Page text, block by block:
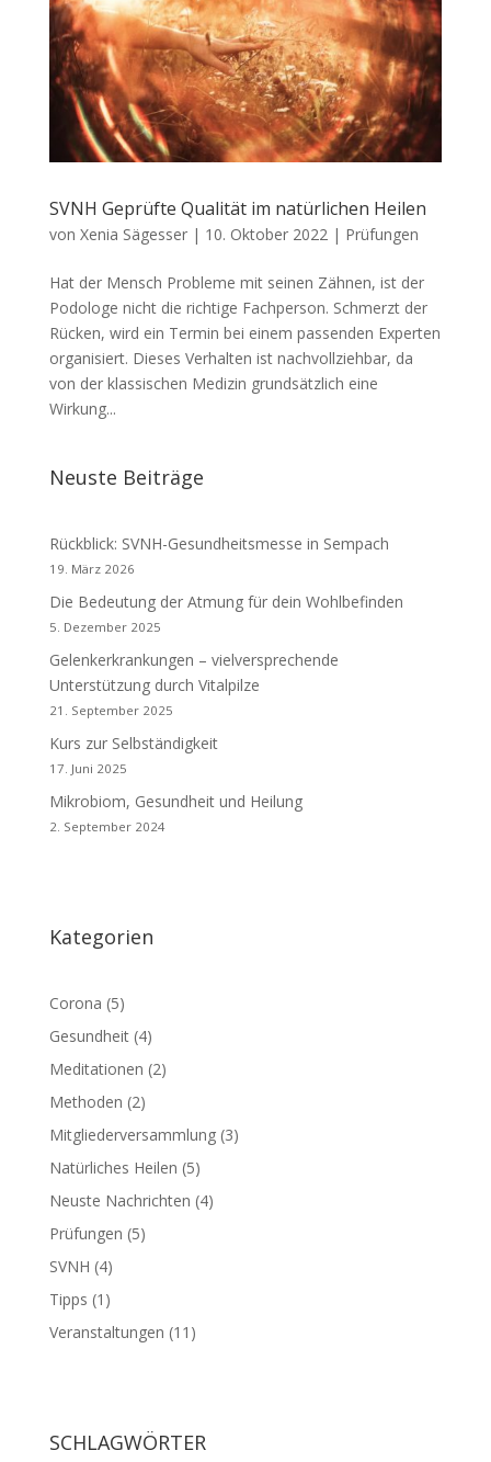
SVNH Geprüfte Qualität im natürlichen Heilen
von Xenia Sägesser| 10. Oktober 2022| Prüfungen
Hat der Mensch Probleme mit seinen Zähnen, ist der
Podologe nicht die richtige Fachperson. Schmerzt der
Rücken, wird ein Termin bei einem passenden Experten
organisiert. Dieses Verhalten ist nachvollziehbar, da
von der klassischen Medizin grundsätzlich eine
Wirkung...
Neuste Beiträge
Rückblick: SVNH-Gesundheitsmesse in Sempach
19. März 2026
Die Bedeutung der Atmung für dein Wohlbefinden
5. Dezember 2025
Gelenkerkrankungen – vielversprechende
Unterstützung durch Vitalpilze
21. September 2025
Kurs zur Selbständigkeit
17. Juni 2025
Mikrobiom, Gesundheit und Heilung
2. September 2024
Kategorien
Corona (5)
Gesundheit(4)
Meditationen (2)
Methoden (2)
Mitgliederversammlung(3)
Natürliches Heilen (5)
Neuste Nachrichten (4)
Prüfungen (5)
SVNH (4)
Tipps (1)
Veranstaltungen (11)
SCHLAGWÖRTER